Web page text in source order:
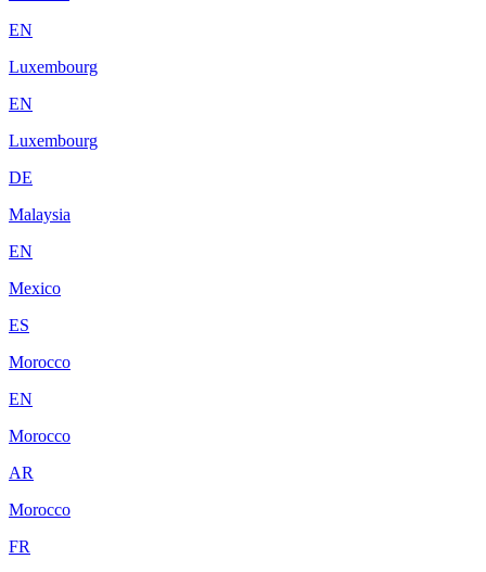
EN
Luxembourg
EN
Luxembourg
DE
Malaysia
EN
Mexico
ES
Morocco
EN
Morocco
AR
Morocco
FR